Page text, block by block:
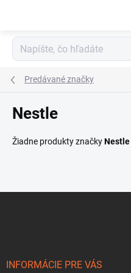
Predávané značky
Nestle
Žiadne produkty značkyNestle
INFORMÁCIE PRE VÁS